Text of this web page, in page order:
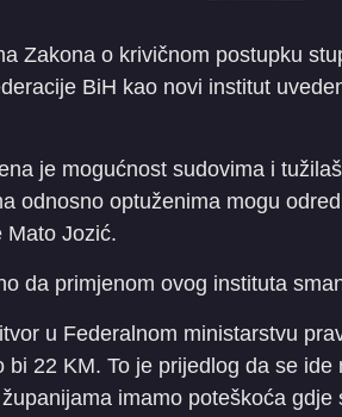
Zakona o krivičnom postupku
BiH kao novi institut
je mogućnost sudovima i
odnosno optuženima mogu
Mato Jozić.
da primjenom ovog instituta
u Federalnom ministarstvu
22 KM. To je prijedlog da se
imamo poteškoća